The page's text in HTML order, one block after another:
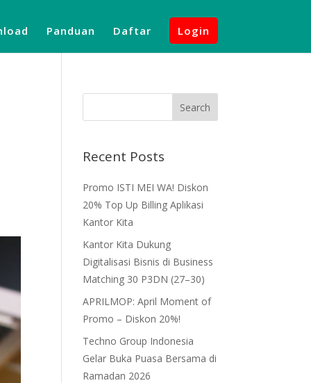
Panduan Daftar Login
Recent Posts
Promo ISTI MEI WA! Diskon
20% Top Up Billing Aplikasi
Kantor Kita
Kantor Kita Dukung
Digitalisasi Bisnis di Business
Matching 30 P3DN (27–30)
APRILMOP: April Moment of
Promo – Diskon 20%!
Techno Group Indonesia
Gelar Buka Puasa Bersama di
Ramadan 2026